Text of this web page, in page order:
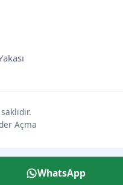
Açma
WhatsApp